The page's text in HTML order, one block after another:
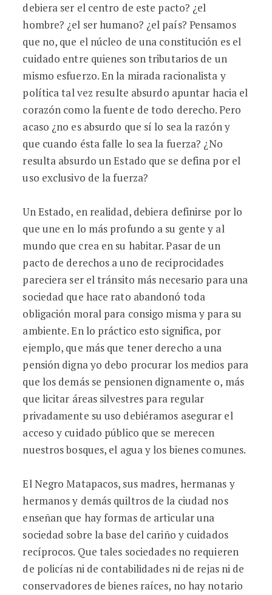
debiera ser el centro de este pacto? ¿el
hombre? ¿el ser humano? ¿el país? Pensamos
que no, que el núcleo de una constitución es el
cuidado entre quienes son tributarios de un
mismo esfuerzo. En la mirada racionalista y
política tal vez resulte absurdo apuntar hacia el
corazón como la fuente de todo derecho. Pero
acaso ¿no es absurdo que sí lo sea la razón y
que cuando ésta falle lo sea la fuerza? ¿No
resulta absurdo un Estado que se defina por el
uso exclusivo de la fuerza?
Un Estado, en realidad, debiera definirse por lo
que une en lo más profundo a su gente y al
mundo que crea en su habitar. Pasar de un
pacto de derechos a uno de reciprocidades
pareciera ser el tránsito más necesario para una
sociedad que hace rato abandonó toda
obligación moral para consigo misma y para su
ambiente. En lo práctico esto significa, por
ejemplo, que más que tener derecho a una
pensión digna yo debo procurar los medios para
que los demás se pensionen dignamente o, más
que licitar áreas silvestres para regular
privadamente su uso debiéramos asegurar el
acceso y cuidado público que se merecen
nuestros bosques, el agua y los bienes comunes.
El Negro Matapacos, sus madres, hermanas y
hermanos y demás quiltros de la ciudad nos
enseñan que hay formas de articular una
sociedad sobre la base del cariño y cuidados
recíprocos. Que tales sociedades no requieren
de policías ni de contabilidades ni de rejas ni de
conservadores de bienes raíces, no hay notario